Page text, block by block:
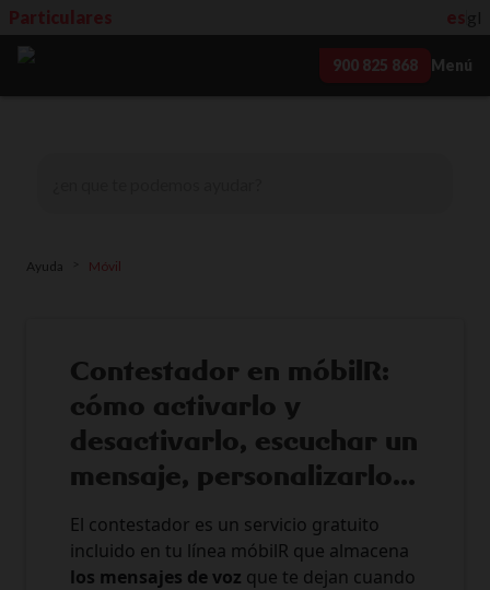
Particulares es
900 825 868 Menú
Ayuda Móvil
Contestador en móbilR:
cómo activarlo y
desactivarlo, escuchar un
mensaje, personalizarlo…
El contestador es un servicio gratuito
incluido en tu línea móbilR que almacena
los mensajes de voz que te dejan cuando